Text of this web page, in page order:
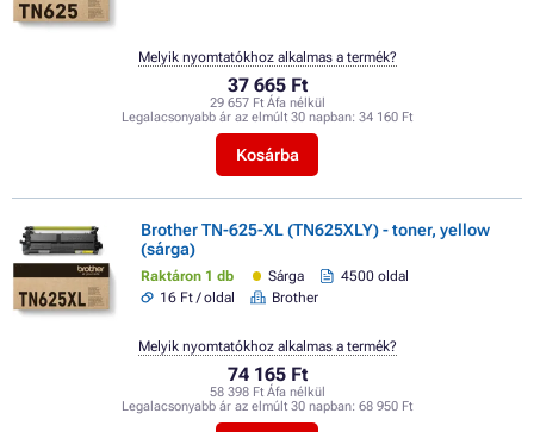
37 665 Ft
29 657 Ft Áfa nélkül
Legalacsonyabb ár az elmúlt 30 napban: 34 160 Ft
Kosárba
Melyik nyomtatókhoz alkalmas a termék?
Brother TN-625-XL (TN625XLY) - toner, yellow
(sárga)
Raktáron 1 db Sárga
4500 oldal
16 Ft / oldal
Brother
74 165 Ft
58 398 Ft Áfa nélkül
Legalacsonyabb ár az elmúlt 30 napban: 68 950 Ft
Melyik nyomtatókhoz alkalmas a termék?